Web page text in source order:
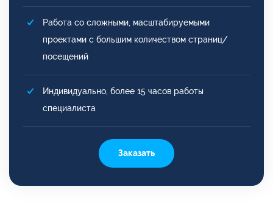
Работа со сложными, масштабируемыми
проектами с большим количеством страниц/
посещений
Индивидуально, более 15 часов работы
специалиста
Заказать